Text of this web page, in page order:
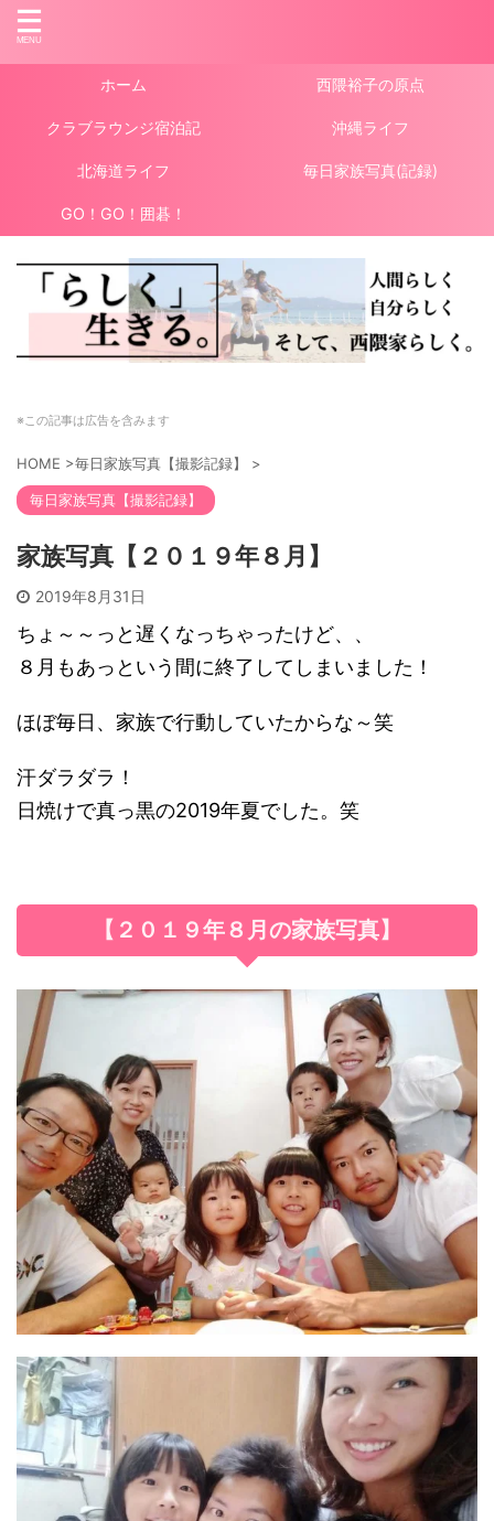
ホーム 西隈裕子の原点
クラブラウンジ宿泊記 沖縄ライフ
北海道ライフ 毎日家族写真(記録)
GO！GO！囲碁！
※この記事は広告を含みます
HOME >毎日家族写真【撮影記録】 >
毎日家族写真【撮影記録】
家族写真【２０１９年８月】
2019年8月31日
ちょ～～っと遅くなっちゃったけど、、
８月もあっという間に終了してしまいました！
ほぼ毎日、家族で行動していたからな～笑
汗ダラダラ！
日焼けで真っ黒の2019年夏でした。笑
【２０１９年８月の家族写真】